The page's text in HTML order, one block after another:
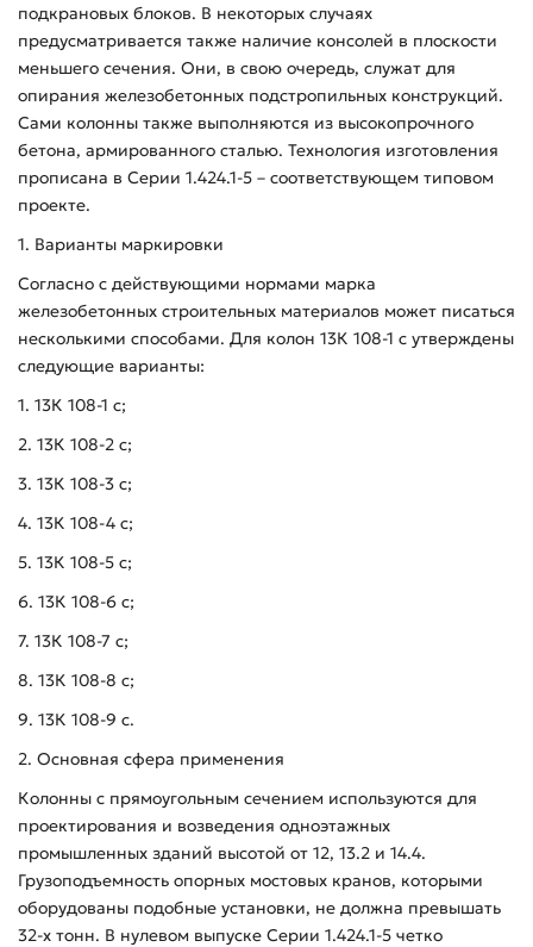
подкрановых блоков. В некоторых случаях
предусматривается также наличие консолей в плоскости
меньшего сечения. Они, в свою очередь, служат для
опирания железобетонных подстропильных конструкций.
Сами колонны также выполняются из высокопрочного
бетона, армированного сталью. Технология изготовления
прописана в Серии 1.424.1-5 – соответствующем типовом
проекте.
1. Варианты маркировки
Согласно с действующими нормами марка
железобетонных строительных материалов может писаться
несколькими способами. Для колон 13К 108-1 с утверждены
следующие варианты:
1. 13К 108-1 с;
2. 13К 108-2 с;
3. 13К 108-3 с;
4. 13К 108-4 с;
5. 13К 108-5 с;
6. 13К 108-6 с;
7. 13К 108-7 с;
8. 13К 108-8 с;
9. 13К 108-9 с.
2. Основная сфера применения
Колонны с прямоугольным сечением используются для
проектирования и возведения одноэтажных
промышленных зданий высотой от 12, 13.2 и 14.4.
Грузоподъемность опорных мостовых кранов, которыми
оборудованы подобные установки, не должна превышать
32-х тонн. В нулевом выпуске Серии 1.424.1-5 четко